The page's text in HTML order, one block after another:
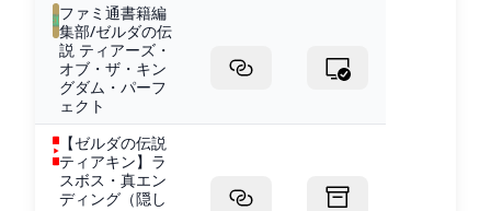
ファミ通書籍編
集部/ゼルダの伝
説 ティアーズ・
オブ・ザ・キン
グダム・パーフ
ェクト
【ゼルダの伝説
ティアキン】ラ
スボス・真エン
ディング（隠し